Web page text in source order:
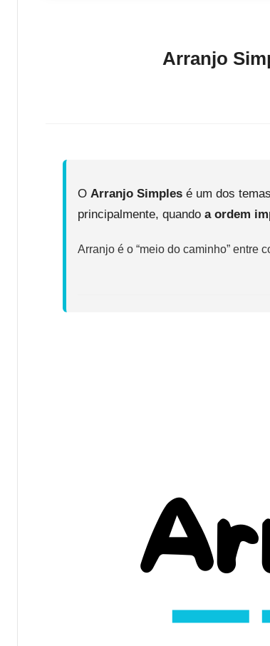
Arranjo
O Arranjo Simples é um dos
principalmente, quando a ordem
Arranjo é o “meio do caminho” entre